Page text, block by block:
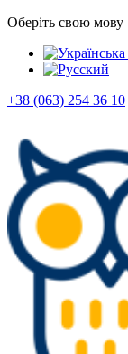
Оберіть свою мову
+38 (063) 254 36 10